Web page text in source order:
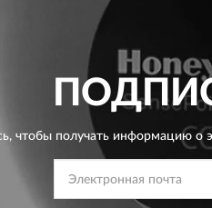
чтобы получать информацию о